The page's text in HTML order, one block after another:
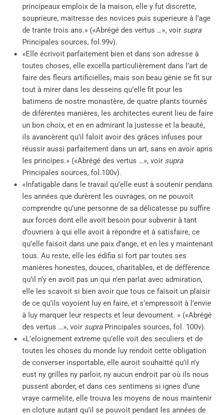
principeaux emploix de la maison, elle y fut discrette,
souprieure, maitresse des novices puis superieure à l’age
de trante trois ans.» («Abrégé des vertus …», voir supra
Principales sources, fol.99v).
«Elle écrivoit parfaitement bien et dans son adresse à
toutes choses, elle excella particulièrement dans l’art de
faire des fleurs artificielles, mais son beau génie se fit sur
tout à mirer dans les desseins qu’elle fit pour les
batimens de nostre monastère, de quatre plants tournés
de diférentes manières, les architectes eurent lieu de faire
un bon choix, et en en admirant la justesse et la beauté,
ils avancèrent qu’il faloit avoir des grâces infuses pour
réussir aussi parfaitement dans un art, sans en avoir apris
les principes.» («Abrégé des vertus …», voir supra
Principales sources, fol.100v).
«Infatigable dans le travail qu’elle eust à soutenir pendans
les années que durèrent les ouvrages, on ne pouvoit
comprendre qu’une personne de sa délicatesse pu suffire
aux forces dont elle avoit besoin pour subvenir à tant
d’ouvriers à qui elle avoit à répondre et à satisfaire, ce
qu’elle faisoit dans une paix d’ange, et en les y maintenant
tous. Au reste, elle les édifia si fort par toutes ses
manières honestes, douces, charitables, et de défférence
qu’il n’y en avoit pas un qui n’en parlat avec admiration,
elle les scavoit si bien avoir que tous ce faisoit un plaisir
de ce qu’ils voyoient luy en faire, et s’empressoit à l’envie
à luy marquer leur respects et leur devoument. » («Abrégé
des vertus …», voir supraPrincipales sources, fol. 100v).
«L’eloignement extreme qu’elle voit des seculiers et de
toutes les choses du monde luy rendoit cette obligation
de converser insportable, elle auroit souhaitté qu’il n’y
eust ny grilles ny parloir, ny aucun endroit par où ils nous
pussent aborder, et dans ces sentimens si ignes d’une
vraye carmelite, elle trouva les moyens de nous maintenir
en cloture autant qu’il se pouvoit pendant les années de